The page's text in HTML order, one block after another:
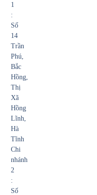
1
:
Số
14
Trần
Phú,
Bắc
Hồng,
Thị
Xã
Hồng
Lĩnh,
Hà
Tĩnh
Chi
nhánh
2
:
Số